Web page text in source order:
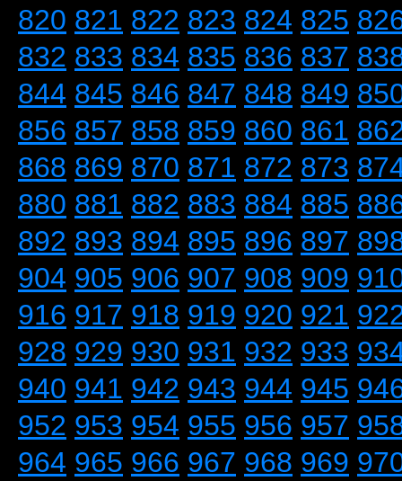
820 821 822 823 824 825
832 833 834 835 836 837
844 845 846 847 848 849
856 857 858 859 860 861
868 869 870 871 872 873
880 881 882 883 884 885
892 893 894 895 896 897
904 905 906 907 908 909
916 917 918 919 920 921
928 929 930 931 932 933
940 941 942 943 944 945
952 953 954 955 956 957
964 965 966 967 968 969